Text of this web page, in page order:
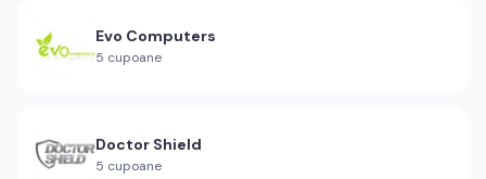
Evo Computers
5 cupoane
Doctor Shield
5 cupoane